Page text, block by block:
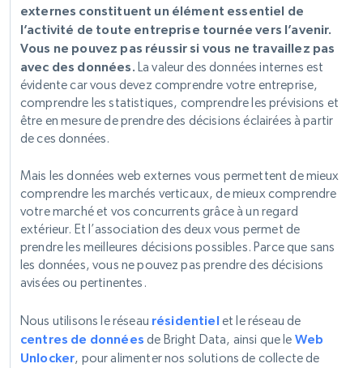
externes constituent un élément essentiel de
l’activité de toute entreprise tournée vers l’avenir.
Vous ne pouvez pas réussir si vous ne travaillez pas
avec des données. La valeur des données internes est
évidente car vous devez comprendre votre entreprise,
comprendre les statistiques, comprendre les prévisions et
être en mesure de prendre des décisions éclairées à partir
de ces données.
Mais les données web externes vous permettent de mieux
comprendre les marchés verticaux, de mieux comprendre
votre marché et vos concurrents grâce à un regard
extérieur. Et l’association des deux vous permet de
prendre les meilleures décisions possibles. Parce que sans
les données, vous ne pouvez pas prendre des décisions
avisées ou pertinentes.
Nous utilisons le réseau résidentielet le réseau de
centres de données de Bright Data, ainsi que le Web
Unlocker, pour alimenter nos solutions de collecte de